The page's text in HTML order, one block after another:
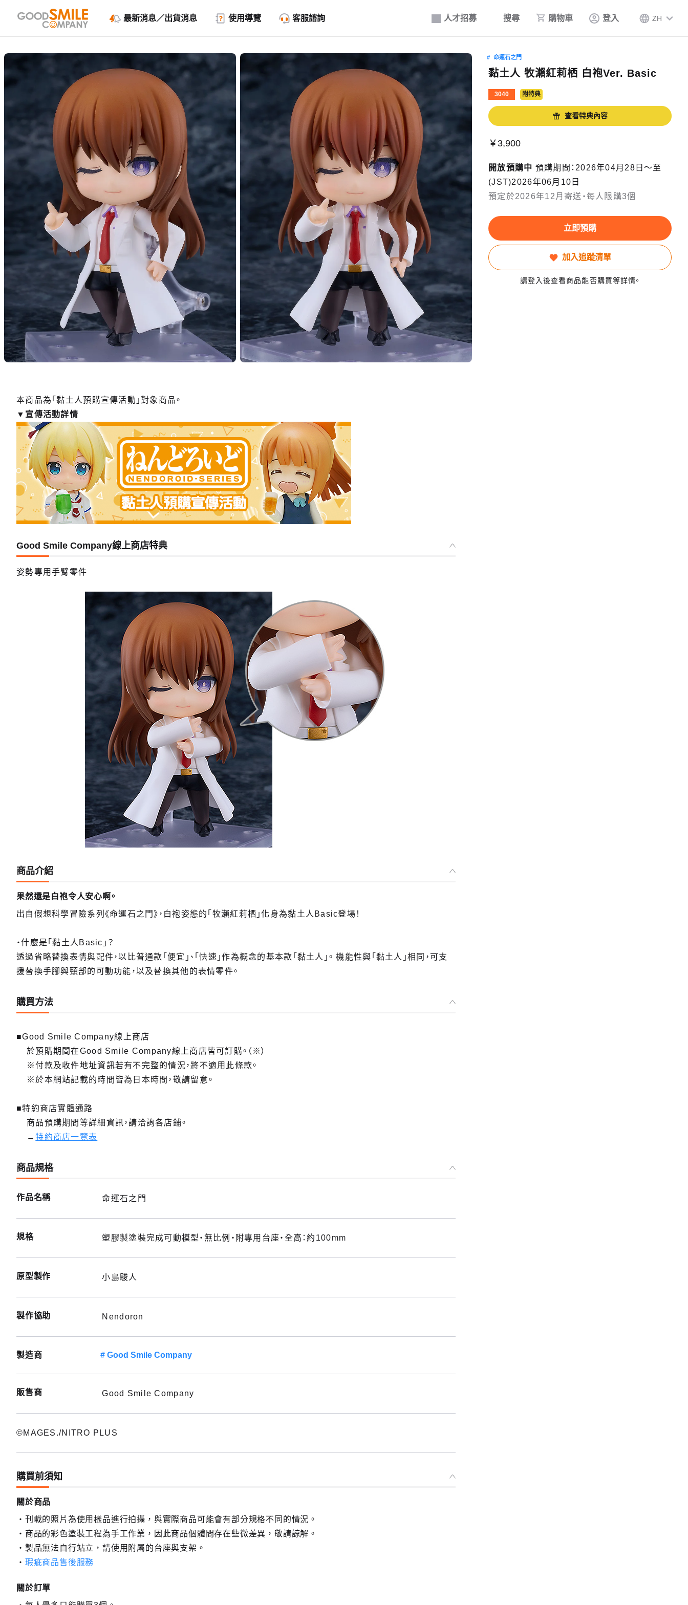
人才招募 搜尋 購物車 登入 ZH
最新消息／出貨消息 使用導覽 客服諮詢
命運石之門
黏土人 牧瀨紅莉栖 白袍Ver. Basic
3040 附特典
查看特典內容
￥3,900
開放預購中 預購期間：2026年04月28日〜至
(JST)2026年06月10日
預定於2026年12月寄送・每人限購3個
立即預購
加入追蹤清單
請登入後查看商品能否購買等詳情。
本商品為「黏土人預購宣傳活動」對象商品。
▼宣傳活動詳情
Good Smile Company線上商店特典
姿勢專用手臂零件
商品介紹
果然還是白袍令人安心啊。
出自假想科學冒險系列《命運石之門》，白袍姿態的「牧瀨紅莉栖」化身為黏土人Basic登場！
・什麼是「黏土人Basic」？
透過省略替換表情與配件，以比普通款「便宜」、「快速」作為概念的基本款「黏土人」。 機能性與「黏土人」相同，可支
援替換手腳與頸部的可動功能，以及替換其他的表情零件。
購買方法
■Good Smile Company線上商店
於預購期間在Good Smile Company線上商店皆可訂購。（※）
※付款及收件地址資訊若有不完整的情況，將不適用此條款。
※於本網站記載的時間皆為日本時間，敬請留意。
■特約商店實體通路
商品預購期間等詳細資訊，請洽詢各店鋪。
→特約商店一覽表
商品規格
作品名稱 命運石之門
規格 塑膠製塗裝完成可動模型・無比例・附專用台座・全高：約100mm
原型製作 小島駿人
製作協助 Nendoron
製造商 Good Smile Company
販售商 Good Smile Company
©MAGES./NITRO PLUS
購買前須知
關於商品
刊載的照片為使用樣品進行拍攝，與實際商品可能會有部分規格不同的情況。
商品的彩色塗裝工程為手工作業，因此商品個體間存在些微差異，敬請諒解。
製品無法自行站立，請使用附屬的台座與支架。
瑕疵商品售後服務
關於訂單